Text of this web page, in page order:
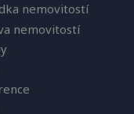
nemovitostí
nemovitostí